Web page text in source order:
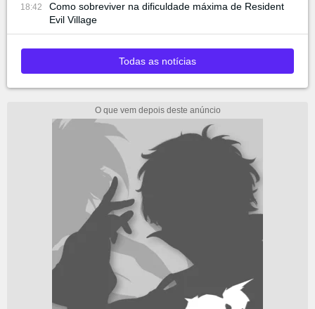
18:42
Como sobreviver na dificuldade máxima de Resident
Evil Village
Todas as notícias